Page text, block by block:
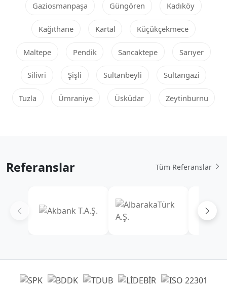
Gaziosmanpaşa Güngören Kadıköy
Kağıthane Kartal Küçükçekmece
Maltepe Pendik Sancaktepe Sarıyer
Silivri Şişli Sultanbeyli Sultangazi
Tuzla Ümraniye Üsküdar Zeytinburnu
Referanslar Tüm Referanslar